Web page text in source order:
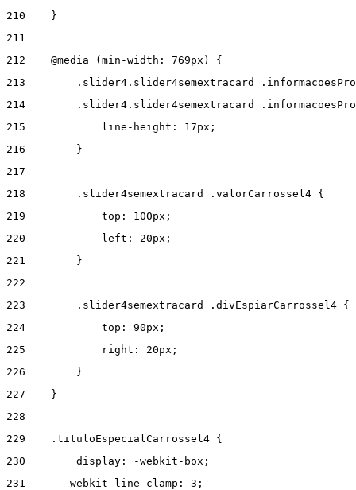
210
    }
211
212
    @media (min-width: 769px) {
213
.slider4.slider4semextracard
214
.slider4.slider4semextracard
215
            line-height: 17px;
216
        }
217
218
        .slider4semextracard .valorCarrossel4 {
219
            top: 100px;
220
            left: 20px;
221
        }
222
223
        .slider4semextracard .divEspiarCarrossel4 {
224
            top: 90px;
225
            right: 20px;
226
        }
227
    }
228
229
    .tituloEspecialCarrossel4 {
230
        display: -webkit-box;
231
      -webkit-line-clamp: 3;